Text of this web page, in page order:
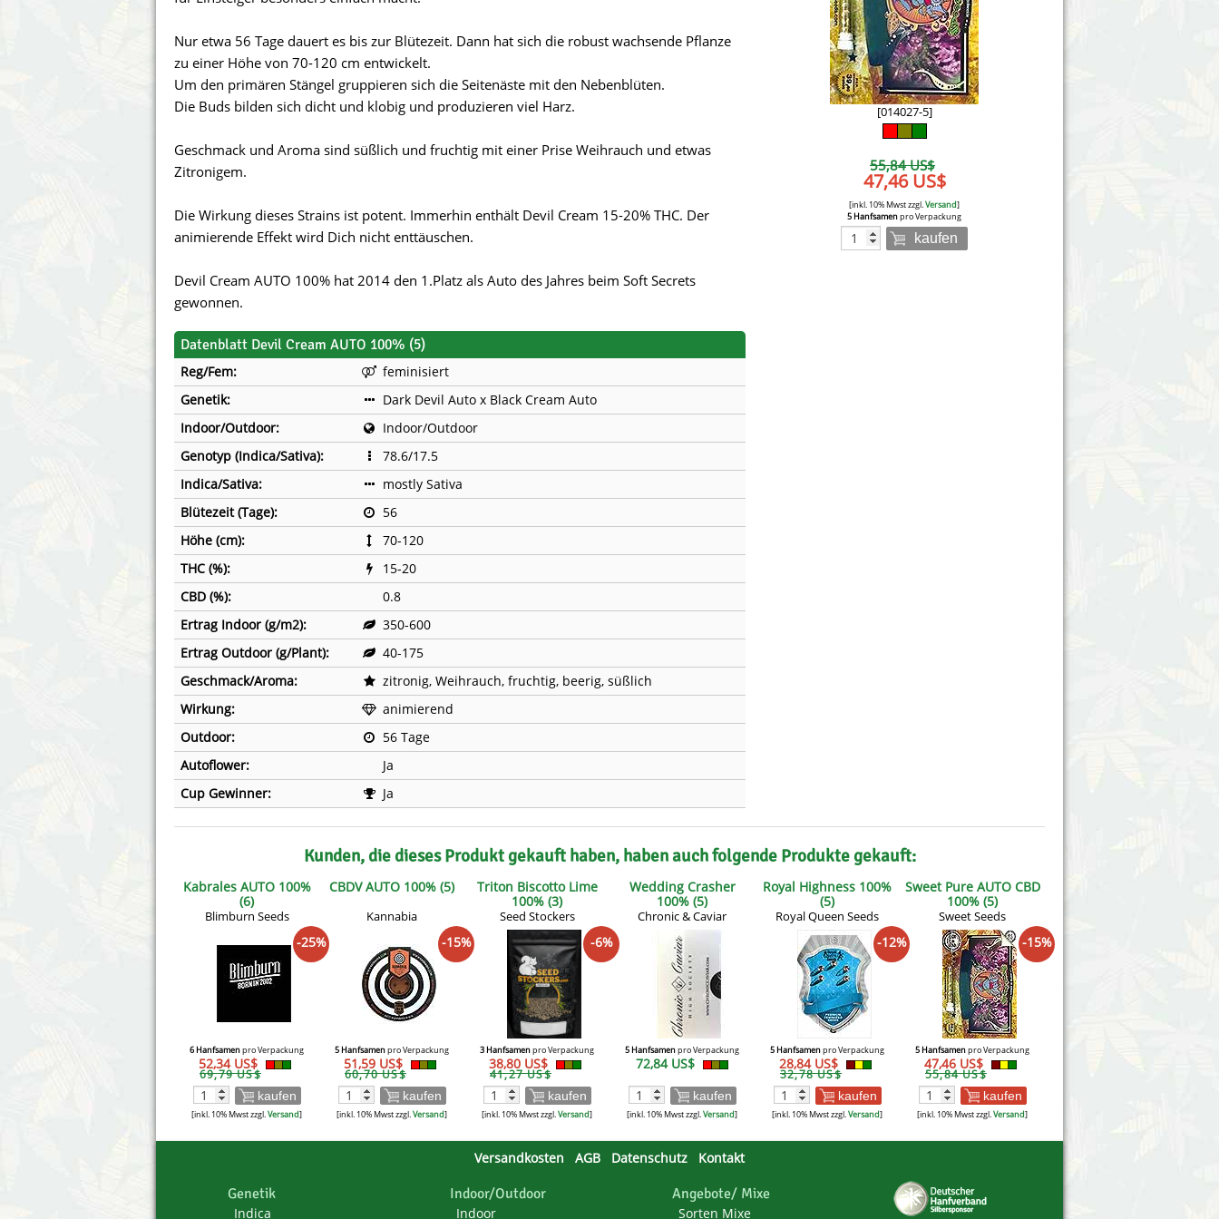
Barney´s Farm
Blimburn Seeds
Bulldog Seeds
Cannabella Genetics
Female Seeds
G13 Labs
House of the Great Gardener
Medical Seeds Co.
Philosopher Seeds
Söllner - Vadda's Marijuanabam
Victory Seeds
Vision Seeds
White Label Seeds
World of Seeds
CBD Nutzhanfsamen
Nur etwa 56 Tage dauert es bis zur Blütezeit. Dann hat sich die robust wachsende Pflanze
zu einer Höhe von 70-120 cm entwickelt.
Um den primären Stängel gruppieren sich die Seitenäste mit den Nebenblüten.
Die Buds bilden sich dicht und klobig und produzieren viel Harz.
Geschmack und Aroma sind süßlich und fruchtig mit einer Prise Weihrauch und etwas
Zitronigem.
Die Wirkung dieses Strains ist potent. Immerhin enthält Devil Cream 15-20% THC. Der
animierende Effekt wird Dich nicht enttäuschen.
Devil Cream AUTO 100% hat 2014 den 1.Platz als Auto des Jahres beim Soft Secrets
gewonnen.
Datenblatt Devil Cream AUTO 100% (5)
Reg/Fem:
feminisiert
Genetik:
Dark Devil Auto x Black Cream Auto
Indoor/Outdoor:
Indoor/Outdoor
Genotyp (Indica/Sativa):
78.6/17.5
Indica/Sativa:
mostly Sativa
Blütezeit (Tage):
56
Höhe (cm):
70-120
THC (%):
15-20
CBD (%):
0.8
Ertrag Indoor (g/m2):
350-600
Ertrag Outdoor (g/Plant):
40-175
Geschmack/Aroma:
zitronig, Weihrauch, fruchtig, beerig, süßlich
Wirkung:
animierend
Outdoor:
56 Tage
Autoflower:
Ja
Cup Gewinner:
Ja
[014027-5]
55,84 US$
47,46 US$
[inkl. 10% Mwst zzgl.Versand]
5 Hanfsamenpro Verpackung
kaufen
Kunden, die dieses Produkt gekauft haben, haben auch folgende Produkte gekauft:
Kabrales AUTO 100%
(6)
Blimburn Seeds
-25%
6 Hanfsamenpro Verpackung
52,34 US$
69,79 US$
kaufen
[inkl. 10% Mwst zzgl.Versand]
CBDV AUTO 100% (5)
Kannabia
-15%
5 Hanfsamenpro Verpackung
51,59 US$
60,70 US$
kaufen
[inkl. 10% Mwst zzgl.Versand]
Triton Biscotto Lime
100% (3)
Seed Stockers
-6%
3 Hanfsamenpro Verpackung
38,80 US$
41,27 US$
kaufen
[inkl. 10% Mwst zzgl.Versand]
Wedding Crasher
100% (5)
Chronic & Caviar
5 Hanfsamenpro Verpackung
72,84 US$
kaufen
[inkl. 10% Mwst zzgl.Versand]
Royal Highness 100%
(5)
Royal Queen Seeds
-12%
5 Hanfsamenpro Verpackung
28,84 US$
32,78 US$
kaufen
[inkl. 10% Mwst zzgl.Versand]
Sweet Pure AUTO CBD
100% (5)
Sweet Seeds
-15%
5 Hanfsamenpro Verpackung
47,46 US$
55,84 US$
kaufen
[inkl. 10% Mwst zzgl.Versand]
Versandkosten AGB Datenschutz Kontakt
Genetik
Indica
Indoor/Outdoor
Indoor
Angebote/ Mixe
Sorten Mixe